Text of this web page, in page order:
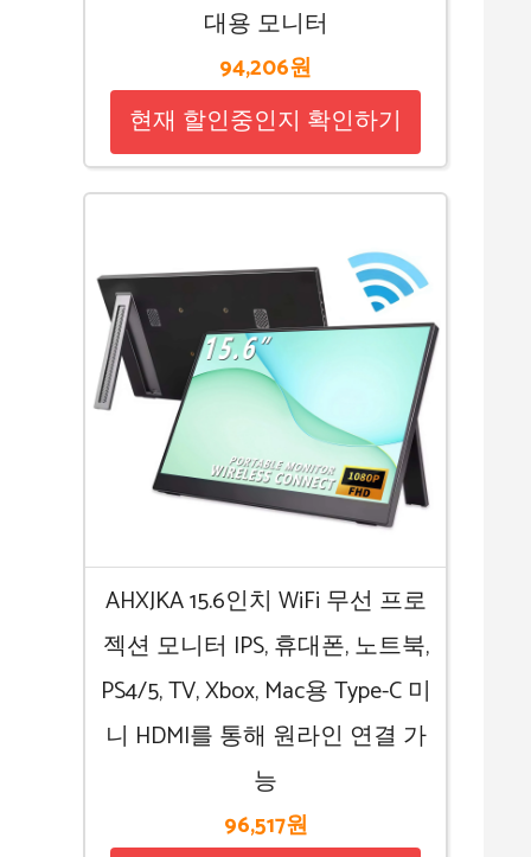
대용 모니터
94,206원
현재 할인중인지 확인하기
AHXJKA 15.6인치 WiFi 무선 프로
젝션 모니터 IPS, 휴대폰, 노트북,
PS4/5, TV, Xbox, Mac용 Type-C 미
니 HDMI를 통해 원라인 연결 가
능
96,517원